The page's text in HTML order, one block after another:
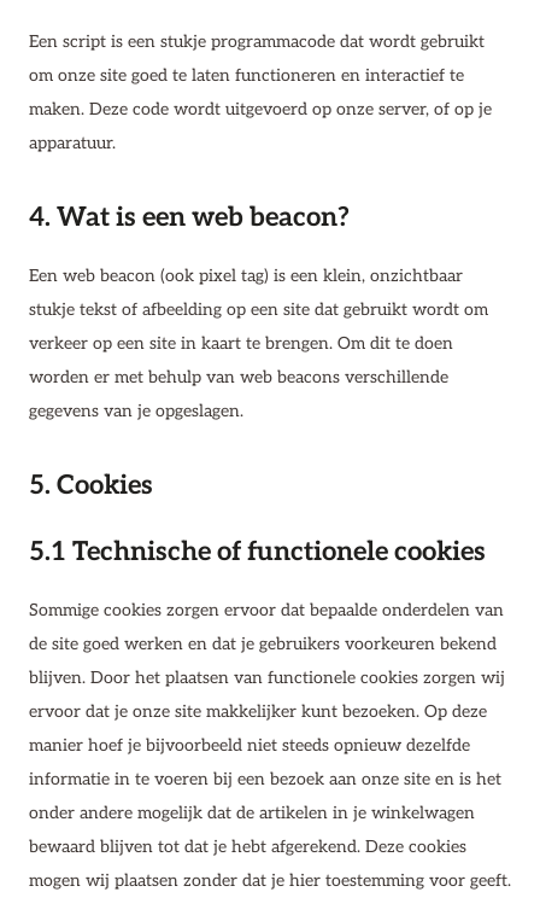
Een script is een stukje programmacode dat wordt gebruikt
om onze site goed te laten functioneren en interactief te
maken. Deze code wordt uitgevoerd op onze server, of op je
apparatuur.
4. Wat is een web beacon?
Een web beacon (ook pixel tag) is een klein, onzichtbaar
stukje tekst of afbeelding op een site dat gebruikt wordt om
verkeer op een site in kaart te brengen. Om dit te doen
worden er met behulp van web beacons verschillende
gegevens van je opgeslagen.
5. Cookies
5.1 Technische of functionele cookies
Sommige cookies zorgen ervoor dat bepaalde onderdelen van
de site goed werken en dat je gebruikers voorkeuren bekend
blijven. Door het plaatsen van functionele cookies zorgen wij
ervoor dat je onze site makkelijker kunt bezoeken. Op deze
manier hoef je bijvoorbeeld niet steeds opnieuw dezelfde
informatie in te voeren bij een bezoek aan onze site en is het
onder andere mogelijk dat de artikelen in je winkelwagen
bewaard blijven tot dat je hebt afgerekend. Deze cookies
mogen wij plaatsen zonder dat je hier toestemming voor geeft.